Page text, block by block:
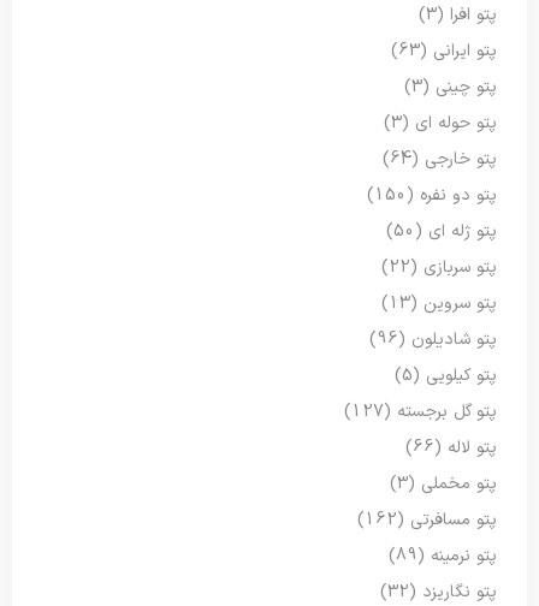
پتو افرا (3)
پتو ایرانی (63)
پتو چینی (3)
پتو حوله ای (3)
پتو خارجی (64)
پتو دو نفره (150)
پتو ژله ای (50)
پتو سربازی (22)
پتو سروین (13)
پتو شادیلون (96)
پتو کیلویی (5)
پتو گل برجسته (127)
پتو لاله (66)
پتو مخملی (3)
پتو مسافرتی (162)
پتو نرمینه (89)
پتو نگاریزد (32)